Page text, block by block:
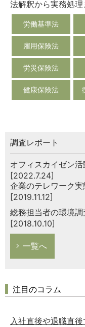
法解釈から実務処
労働基準法
雇用保険法
労災保険法
健康保険法
調査レポート
オフィスカイゼン
[2022.7.24]
企業のテレワーク
[2019.11.12]
総務担当者の環境
[2018.10.10]
一覧へ
注目のコラム
入社直後や退職直